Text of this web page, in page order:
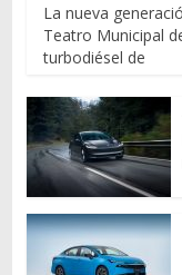
La nueva
Teatro Municipal
turbodiésel de